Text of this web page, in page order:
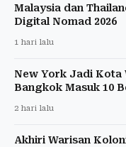
Malaysia dan
Digital Nomad 2026
1 hari lalu
New York Jadi Kota
Bangkok Masuk 10
2 hari lalu
Akhiri Warisan